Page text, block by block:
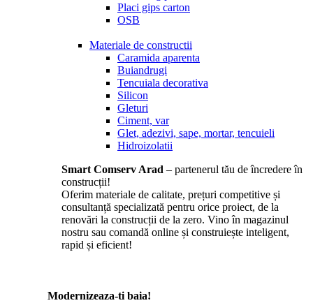
Placi gips carton
OSB
Materiale de constructii
Caramida aparenta
Buiandrugi
Tencuiala decorativa
Silicon
Gleturi
Ciment, var
Glet, adezivi, sape, mortar, tencuieli
Hidroizolatii
Smart Comserv Arad – partenerul tău de încredere în
construcții!
Oferim materiale de calitate, prețuri competitive și
consultanță specializată pentru orice proiect, de la
renovări la construcții de la zero. Vino în magazinul
nostru sau comandă online și construiește inteligent,
rapid și eficient!
Modernizeaza-ti baia!